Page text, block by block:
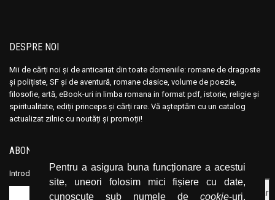
Pentru a asigura buna funcționare a acestui
site, uneori folosim mici fișiere cu date,
cunoscute sub numele de cookie-uri.
DESPRE NOI
Mii de cărți noi și de anticariat din toate domeniile: romane de dragoste
și polițiste, SF și de aventură, romane clasice, volume de poezie,
filosofie, artă, eBook-uri in limba romana in format pdf, istorie, religie și
spiritualitate, ediții princeps și cărți rare. Vă așteptăm cu un catalog
actualizat zilnic cu noutăți și promoții!
ABONEAZĂ-TE LA NEWSLETTER
Introduceți adresa dvs. de email și dați click pe butonul de abonare.